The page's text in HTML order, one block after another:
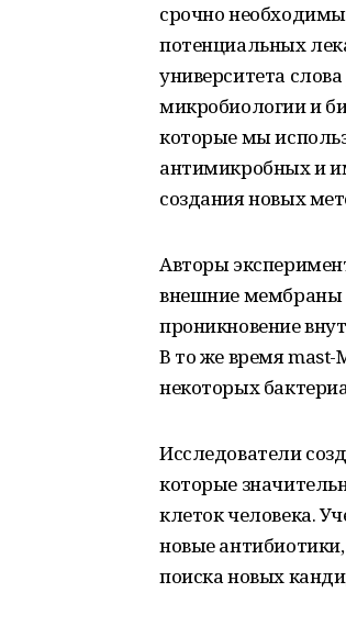
срочно
потенциальных
университета
микробиологии и
которые мы
антимикробных и
создания новых
Авторы
внешние мембраны
проникновение
В то же время
некоторых
Исследователи
которые
клеток человека.
новые
поиска новых